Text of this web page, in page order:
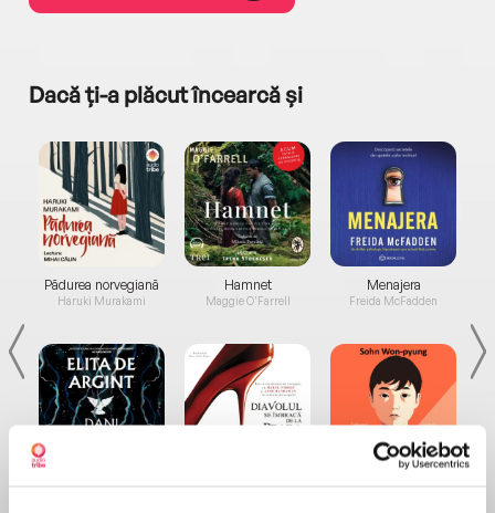
Dacă ți-a plăcut încearcă și
Pădurea norvegiană
Haruki Murakami
Hamnet
Maggie O'Farrell
Menajera
Freida McFadden